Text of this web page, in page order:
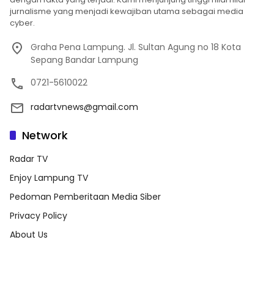
jurnalisme yang menjadi kewajiban utama sebagai media
cyber.
Graha Pena Lampung. Jl. Sultan Agung no 18 Kota
Sepang Bandar Lampung
0721-5610022
radartvnews@gmail.com
Network
Radar TV
Enjoy Lampung TV
Pedoman Pemberitaan Media Siber
Privacy Policy
About Us